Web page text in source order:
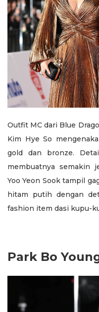
Outfit MC dari Blue
Kim Hye So
gold dan bronze.
membuatnya semakin
Yoo Yeon Sook tampil
hitam putih dengan
fashion item dasi kupu-
Park Bo